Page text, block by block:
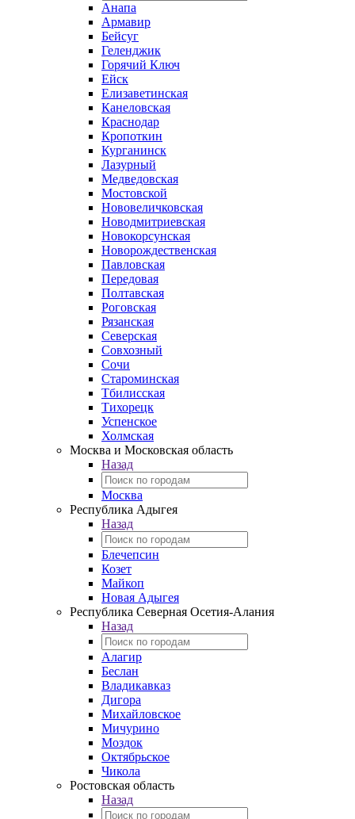
Анапа
Армавир
Бейсуг
Геленджик
Горячий Ключ
Ейск
Елизаветинская
Канеловская
Краснодар
Кропоткин
Курганинск
Лазурный
Медведовская
Мостовской
Нововеличковская
Новодмитриевская
Новокорсунская
Новорождественская
Павловская
Передовая
Полтавская
Роговская
Рязанская
Северская
Совхозный
Сочи
Староминская
Тбилисская
Тихорецк
Успенское
Холмская
Москва и Московская область
Назад
Москва
Республика Адыгея
Назад
Блечепсин
Козет
Майкоп
Новая Адыгея
Республика Северная Осетия-Алания
Назад
Алагир
Беслан
Владикавказ
Дигора
Михайловское
Мичурино
Моздок
Октябрьское
Чикола
Ростовская область
Назад